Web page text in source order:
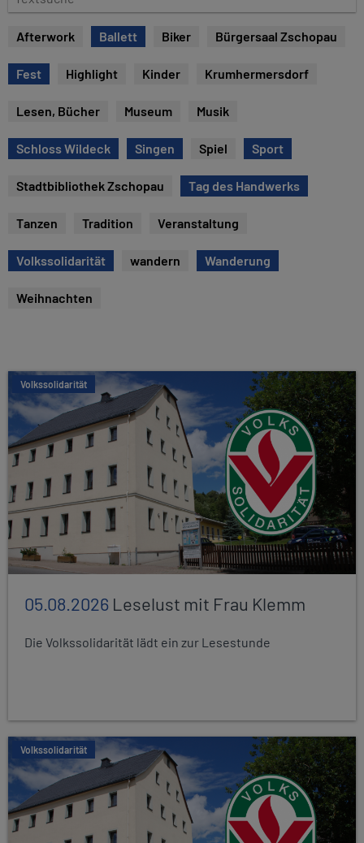
e
s
u
e
Afterwork Ballett Biker Bürgersaal Zschopau
Fest Highlight Kinder Krumhermersdorf
Lesen, Bücher Museum Musik
Schloss Wildeck Singen Spiel Sport
Stadtbibliothek Zschopau Tag des Handwerks
Tanzen Tradition Veranstaltung
Volkssolidarität wandern Wanderung
Weihnachten
Volkssolidarität
05.08.2026 Leselust mit Frau Klemm
Die Volkssolidarität lädt ein zur Lesestunde
Volkssolidarität